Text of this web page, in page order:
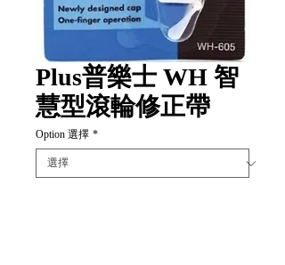
Plus普樂士 WH 智
慧型滾輪修正帶
Option 選擇 *